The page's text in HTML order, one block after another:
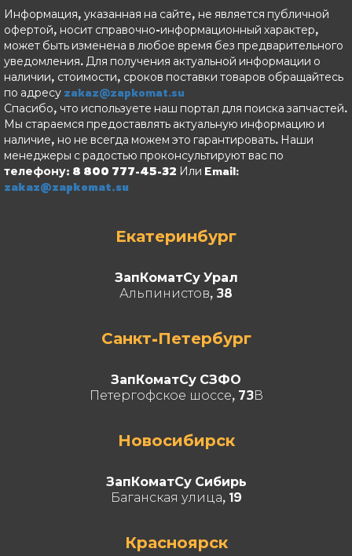
Информация, указанная на сайте, не является публичной
офертой, носит справочно-информационный характер,
может быть изменена в любое время без предварительного
уведомления. Для получения актуальной информации о
наличии, стоимости, сроков поставки товаров обращайтесь
по адресу zakaz@zapkomat.su
Спасибо, что используете наш портал для поиска запчастей.
Мы стараемся предоставлять актуальную информацию и
наличие, но не всегда можем это гарантировать. Наши
менеджеры с радостью проконсультируют вас по
телефону: 8 800 777-45-32 Или Email:
zakaz@zapkomat.su
Екатеринбург
ЗапКоматСу Урал
Альпинистов, 38
Санкт-Петербург
ЗапКоматСу СЗФО
Петергофское шоссе, 73В
Новосибирск
ЗапКоматСу Сибирь
Баганская улица, 19
Красноярск